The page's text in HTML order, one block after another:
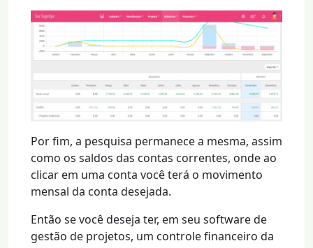
Por fim, a pesquisa permanece a mesma, assim
como os saldos das contas correntes, onde ao
clicar em uma conta você terá o movimento
mensal da conta desejada.
Então se você deseja ter, em seu software de
gestão de projetos, um controle financeiro da